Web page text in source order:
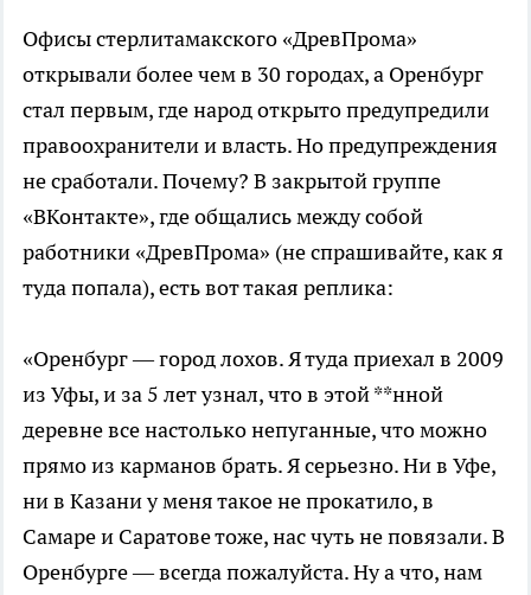
Офисы стерлитамакского «ДревПрома»
открывали более чем в 30 городах, а Оренбург
стал первым, где народ открыто предупредили
правоохранители и власть. Но предупреждения
не сработали. Почему? В закрытой группе
«ВКонтакте», где общались между собой
работники «ДревПрома» (не спрашивайте, как я
туда попала), есть вот такая реплика:
«Оренбург — город лохов. Я туда приехал в 2009
из Уфы, и за 5 лет узнал, что в этой **нной
деревне все настолько непуганные, что можно
прямо из карманов брать. Я серьезно. Ни в Уфе,
ни в Казани у меня такое не прокатило, в
Самаре и Саратове тоже, нас чуть не повязали. В
Оренбурге — всегда пожалуйста. Ну а что, нам